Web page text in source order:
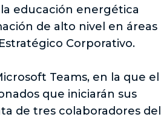
educación energética
de alto nivel en áreas
Corporativo.
Teams, en la que el
que iniciarán sus
de tres colaboradores del